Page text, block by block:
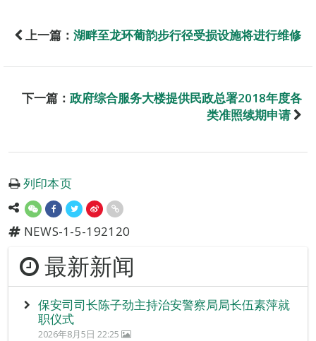
上一篇： 湖畔至龙环葡韵步行径受损设施将进行维修
下一篇： 政府综合服务大楼提供民政总署2018年度各
类准照续期申请
列印本页
NEWS-1-5-192120
最新新闻
保安司司长陈子劲主持治安警察局局长伍素萍就
职仪式
2026年8月5日 22:25